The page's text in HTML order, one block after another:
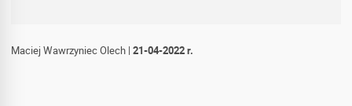
Maciej Wawrzyniec Olech | 21-04-2022 r.